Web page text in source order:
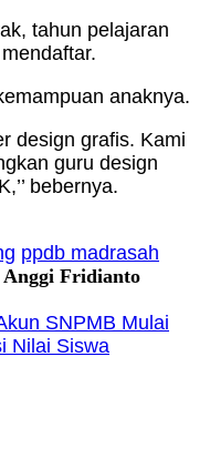
tahun pelajaran
anaknya.
design grafis. Kami
guru design
bebernya.
ppdb madrasah
Fridianto
SNPMB Mulai
Nilai Siswa